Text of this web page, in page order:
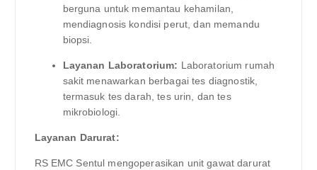
berguna untuk memantau kehamilan,
mendiagnosis kondisi perut, dan memandu
biopsi.
Layanan Laboratorium: Laboratorium rumah
sakit menawarkan berbagai tes diagnostik,
termasuk tes darah, tes urin, dan tes
mikrobiologi.
Layanan Darurat:
RS EMC Sentul mengoperasikan unit gawat darurat